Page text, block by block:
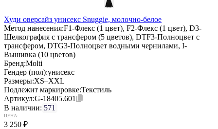
Худи оверсайз унисекс Snuggie, молочно-белое
Метод нанесения:F1-Флекс (1 цвет), F2-Флекс (1 цвет), D3-
Шелкография с трансфером (5 цветов), DTF3-Полноцвет с
трансфером, DTG3-Полноцвет водными чернилами, I-
Вышивка (10 цветов)
Бренд:Molti
Гендер (пол):унисекс
Размеры:XS–XXL
Подлежит маркировке:Текстиль
Артикул:G-18405.601
В наличии: 571
ЦЕНА:
3 250 ₽